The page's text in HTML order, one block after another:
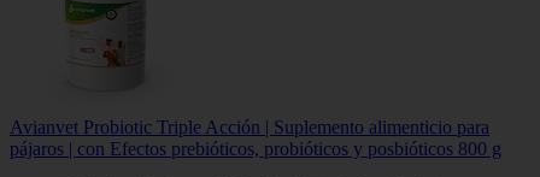
Avianvet Probiotic Triple Acción | Suplemento alimenticio para
pájaros | con Efectos prebióticos, probióticos y posbióticos 800 g